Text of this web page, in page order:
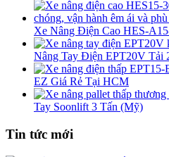
Xe Nâng Điện Cao HES-
Nâng Tay Điện EPT20V Tải
EZ Giá Rẻ Tại HCM
Tay Soonlift 3 Tấn (Mỹ)
Tin tức mới